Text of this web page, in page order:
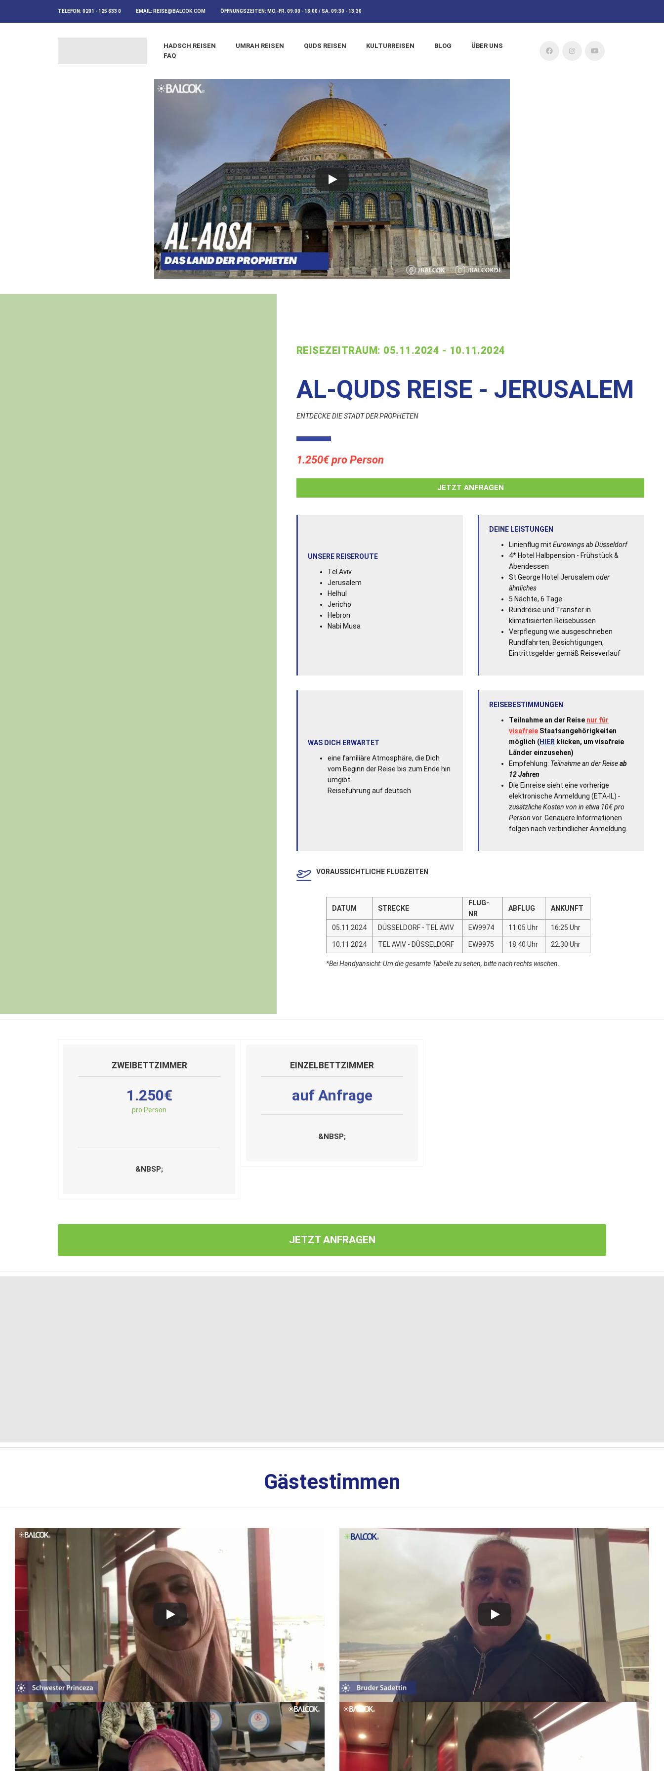
TELEFON: 0201 - 125 833 0 EMAIL: REISE@BALCOK.COM ÖFFNUNGSZEITEN: MO.-FR. 09:00 - 18:00 / SA. 09:30 - 13:30
HADSCH REISEN UMRAH REISEN QUDS REISEN KULTURREISEN BLOG
ÜBER UNS
FAQ
REISEZEITRAUM: 05.11.2024 - 10.11.2024
AL-QUDS REISE - JERUSALEM
ENTDECKE DIE STADT DER PROPHETEN
1.250€ pro Person
JETZT ANFRAGEN
UNSERE REISEROUTE
Tel Aviv
Jerusalem
Helhul
Jericho
Hebron
Nabi Musa
DEINE LEISTUNGEN
Linienflug mit Eurowings ab Düsseldorf
4* Hotel Halbpension - Frühstück &
Abendessen
St George Hotel Jerusalem oder
ähnliches
5 Nächte, 6 Tage
Rundreise und Transfer in
klimatisierten Reisebussen
Verpflegung wie ausgeschrieben
Rundfahrten, Besichtigungen,
Eintrittsgelder gemäß Reiseverlauf
WAS DICH ERWARTET
eine familiäre Atmosphäre, die Dich
vom Beginn der Reise bis zum Ende hin
umgibt
Reiseführung auf deutsch
REISEBESTIMMUNGEN
Teilnahme an der Reise nur für
visafreieStaatsangehörigkeiten
möglich (HIER klicken, um visafreie
Länder einzusehen)
Empfehlung: Teilnahme an der Reiseab
12 Jahren
Die Einreise sieht eine vorherige
elektronische Anmeldung (ETA-IL) -
zusätzliche Kosten von in etwa 10€ pro
Person vor. Genauere Informationen
folgen nach verbindlicher Anmeldung.
VORAUSSICHTLICHE FLUGZEITEN
DATUM STRECKE
FLUG-
NR
ABFLUG ANKUNFT
05.11.2024 DÜSSELDORF - TEL AVIV EW9974 11:05 Uhr 16:25 Uhr
10.11.2024 TEL AVIV - DÜSSELDORF EW9975 18:40 Uhr 22:30 Uhr
*Bei Handyansicht: Um die gesamte Tabelle zu sehen, bitte nach rechts wischen.
ZWEIBETTZIMMER
1.250€
pro Person
&NBSP;
EINZELBETTZIMMER
auf Anfrage
&NBSP;
JETZT ANFRAGEN
Gästestimmen